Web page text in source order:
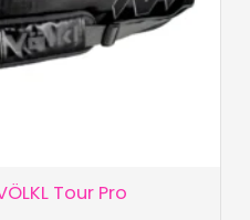
Tour Pro